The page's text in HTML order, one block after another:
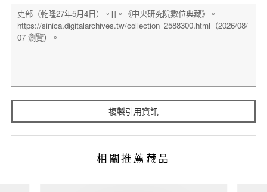
複製引用資訊
相關推薦藏品